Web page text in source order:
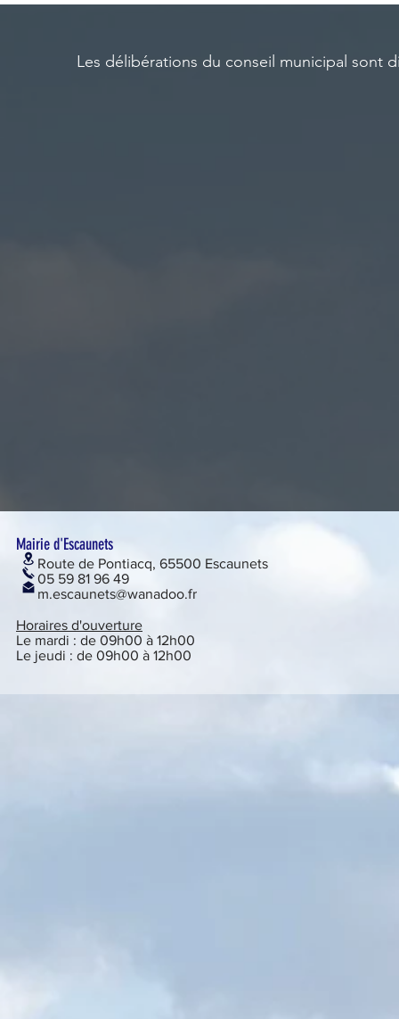
Les délibérations du conseil municipal sont
Mairie d'Escaunets
Route de Pontiacq, 65500 Escaunets
05 59 81 96 49
m.escaunets@wanadoo.fr
Horaires d'ouverture
Le mardi : de 09h00 à 12h00
Le jeudi : de 09h00 à 12h00